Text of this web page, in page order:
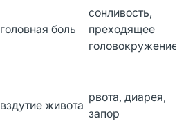
головная боль
сонливость,
преходящее
головокружение
вздутие живота
рвота, диарея,
запор